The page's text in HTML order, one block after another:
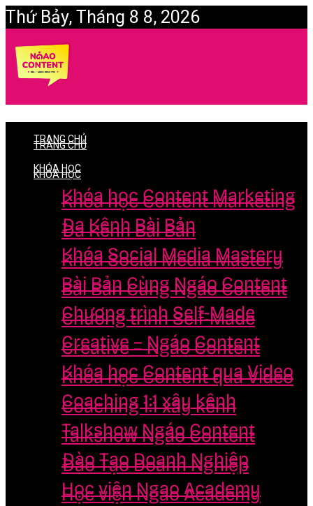
Thứ Bảy, Tháng 8 8, 2026
Login
TRANG CHỦ
KHÓA HỌC
Khóa học Content Marketing
Đa Kênh Bài Bản
Khóa Social Media Mastery
Bài Bản Cùng Ngáo Content
Chương trình Self-Made
Creative – Ngáo Content
Khóa học Content qua Video
Coaching 1:1 xây kênh
Talkshow Ngáo Content
Đào Tạo Doanh Nghiệp
Học viện Ngao Academy
TRANG CHỦ
KHÓA HỌC
Khóa học Content Marketing
Đa Kênh Bài Bản
Khóa Social Media Mastery
Bài Bản Cùng Ngáo Content
Chương trình Self-Made
Creative – Ngáo Content
Khóa học Content qua Video
Coaching 1:1 xây kênh
Talkshow Ngáo Content
Đào Tạo Doanh Nghiệp
Học viện Ngao Academy